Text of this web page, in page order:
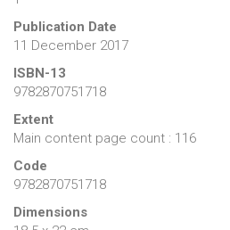
Publication Date
11 December 2017
ISBN-13
9782870751718
Extent
Main content page count : 116
Code
9782870751718
Dimensions